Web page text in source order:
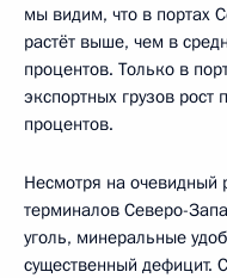
мы видим, что в портах
растёт выше, чем в
процентов. Только в
экспортных грузов
процентов.
Несмотря на очевидный
терминалов Северо-
уголь, минеральные
существенный дефицит.